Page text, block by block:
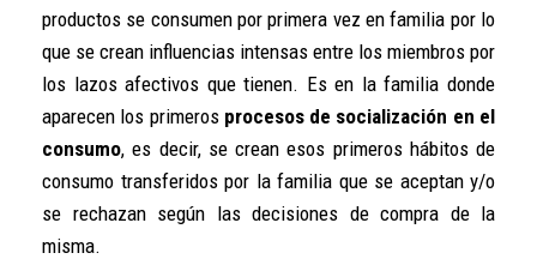
productos se consumen por primera vez en familia por lo
que se crean influencias intensas entre los miembros por
los lazos afectivos que tienen. Es en la familia donde
aparecen los primeros procesos de socialización en el
consumo, es decir, se crean esos primeros hábitos de
consumo transferidos por la familia que se aceptan y/o
se rechazan según las decisiones de compra de la
misma.